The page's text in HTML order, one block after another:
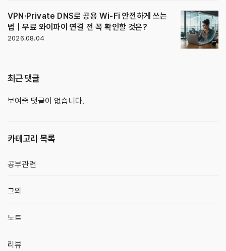
VPN·Private DNS로 공용 Wi-Fi 안전하게 쓰는
법｜무료 와이파이 연결 전 꼭 확인할 것은?
2026.08.04
최근 댓글
보여줄 댓글이 없습니다.
카테고리 목록
공부관련
그외
노트
리뷰